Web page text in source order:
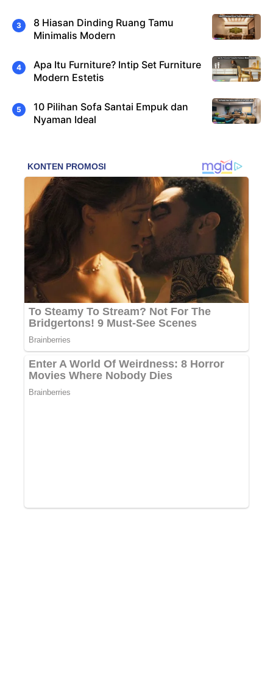
8 Hiasan Dinding Ruang Tamu
Minimalis Modern
Apa Itu Furniture? Intip Set Furniture
Modern Estetis
10 Pilihan Sofa Santai Empuk dan
Nyaman Ideal